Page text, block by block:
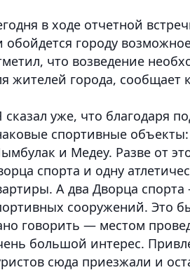
в ходе отчетной
обойдется городу
что возведение
жителей города, сообщает
сказал уже, что благодаря
спортивные
и Медеу. Разве от
спорта и одну
А два Дворца
сооружений. Это
говорить — местом
большой интерес.
сюда приезжали и